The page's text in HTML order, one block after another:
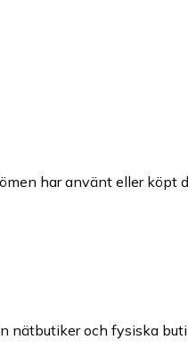
har använt eller köpt
nätbutiker och fysiska